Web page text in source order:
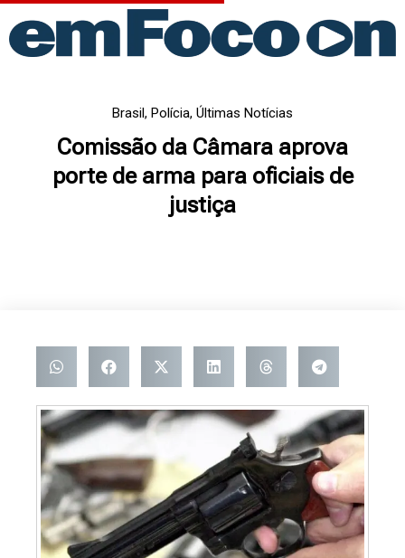
para
Brasil, Polícia, Últimas Notícias
Comissão da Câmara aprova
porte de arma para oficiais de
justiça